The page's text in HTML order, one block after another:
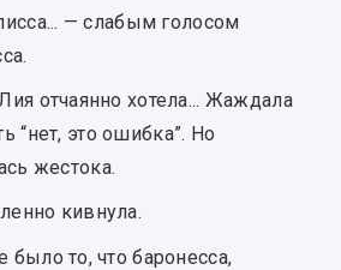
— слабым голосом
отчаянно хотела... Жаждала
“нет, это ошибка”. Но
жестока.
кивнула.
было то, что баронесса,